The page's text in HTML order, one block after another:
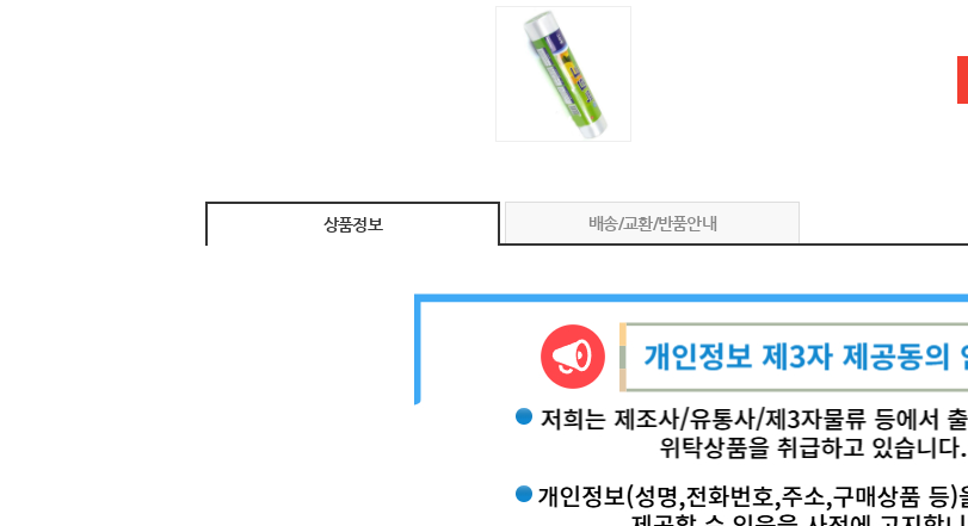
상품정보 배송/교환/반품안내